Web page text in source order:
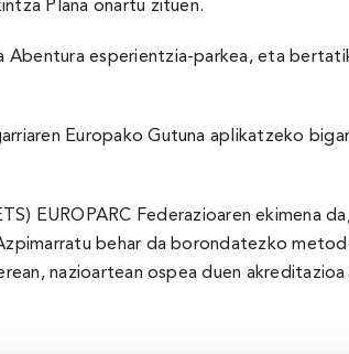
Plana onartu zituen.
Abentura esperientzia-parkea, eta
Europako Gutuna aplikatzeko
EUROPARC Federazioaren ekimena
behar da borondatezko
nazioartean ospea duen